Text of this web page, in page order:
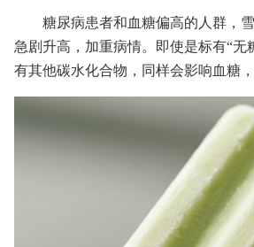
糖尿病患者和血糖偏高的人群，
急剧升高，加重病情。即使是标有“无
有其他碳水化合物，同样会影响血糖